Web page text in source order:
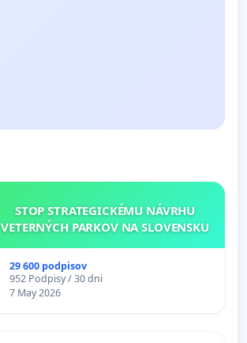
STOP STRATEGICKÉMU NÁVRHU
VETERNÝCH PARKOV NA SLOVENSKU
29 600 podpisov
952 Podpisy / 30 dni
7 May 2026